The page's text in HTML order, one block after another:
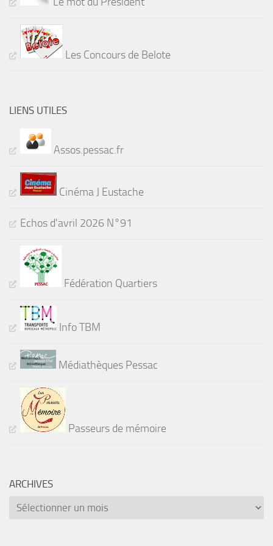
Les Concours de Belote
LIENS UTILES
Assos.pessac.fr
Cinéma J Eustache
Echos d'avril 2026 N°91
Fédération Quartiers
Info TBM
Médiathèques Pessac
Passeurs de mémoire
ARCHIVES
Archives